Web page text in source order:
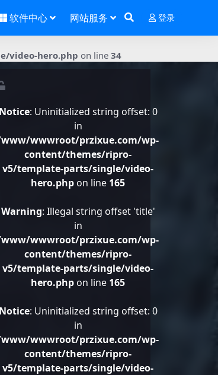
软件中心 网站服务 登录
video-hero.php on line 34
Notice: Uninitialized string offset: 0
in
wwwroot/przixue.com/wp-
content/themes/ripro-
v5/template-parts/single/video-
hero.phpon line 165
Warning: Illegal string offset 'title'
in
wwwroot/przixue.com/wp-
content/themes/ripro-
v5/template-parts/single/video-
hero.php on line 165
Notice: Uninitialized string offset: 0
in
wwwroot/przixue.com/wp-
content/themes/ripro-
v5/template-parts/single/video-